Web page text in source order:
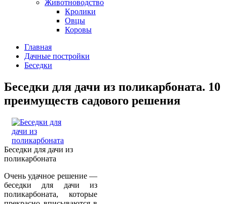
Животноводство
Кролики
Овцы
Коровы
Главная
Дачные постройки
Беседки
Беседки для дачи из поликарбоната. 10
преимуществ садового решения
Беседки для дачи из
поликарбоната
Очень удачное решение —
беседки для дачи из
поликарбоната, которые